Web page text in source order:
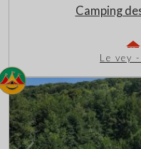
Camping
Le vey